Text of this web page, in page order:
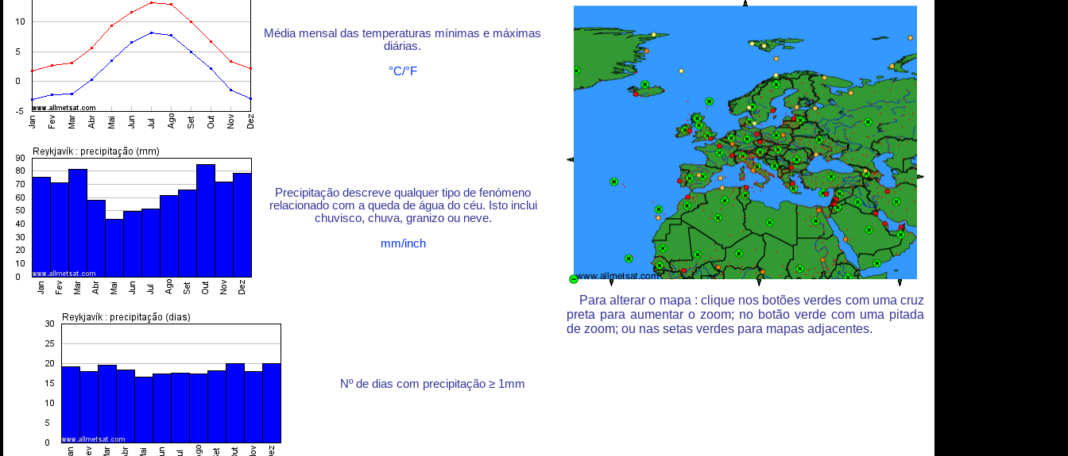
Média mensal das temperaturas mínimas e máximas
diárias.
°C/°F
Precipitação descreve qualquer tipo de fenómeno
relacionado com a queda de água do céu. Isto inclui
chuvisco, chuva, granizo ou neve.
mm/inch
Nº de dias com precipitação ≥ 1mm
Para alterar o mapa : clique nos botões verdes com uma cruz
preta para aumentar o zoom; no botão verde com uma pitada
de zoom; ou nas setas verdes para mapas adjacentes.